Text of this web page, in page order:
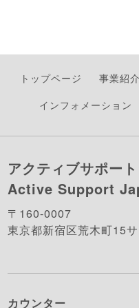
トップページ 事業紹介
インフォメーション
アクティブサポー
Active Support
〒160-0007
東京都新宿区荒木町15
カウンター